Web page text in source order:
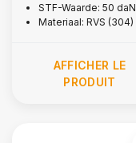
STF-Waarde: 50 daN
Materiaal: RVS (304)
AFFICHER LE
PRODUIT